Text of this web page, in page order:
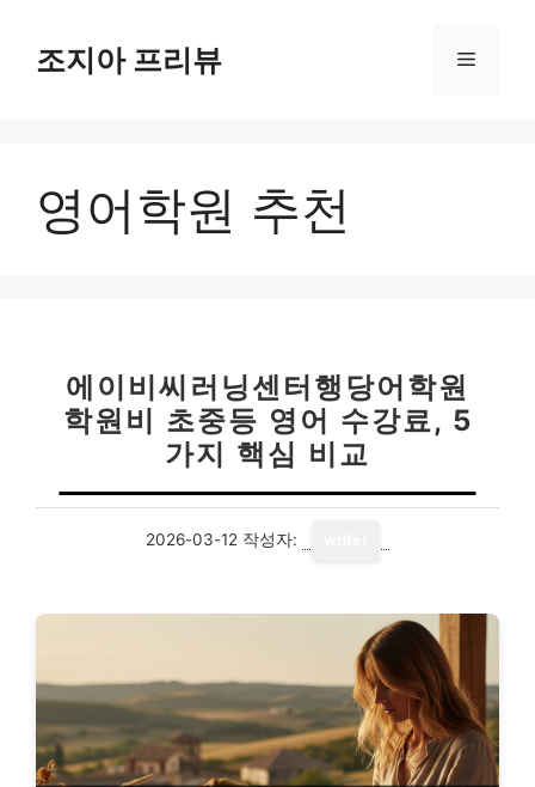
조지아 프리뷰 메
영어학원 추천
에이비씨러닝센터행당어학원
학원비 초중등 영어 수강료, 5
가지 핵심 비교
2026-03-12 작성자: